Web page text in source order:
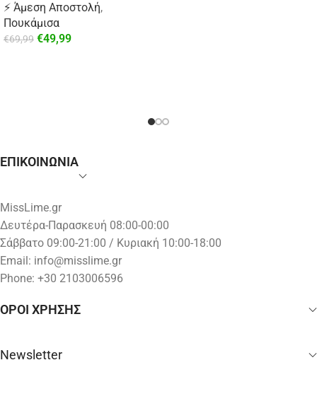
⚡ Άμεση Αποστολή,
Πουκάμισα
€69,99 €49,99
ΕΠΙΚΟΙΝΩΝΙΑ
MissLime.gr
Δευτέρα-Παρασκευή 08:00-00:00
Σάββατο 09:00-21:00 / Κυριακή 10:00-18:00
Email: info@misslime.gr
Phone: +30 2103006596
ΟΡΟΙ ΧΡΗΣΗΣ
Newsletter